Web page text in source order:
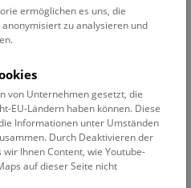
Welten von Trias, Jura
Man kann im wahrsten
sowie täglich außer Dienstag
und 16:30 Uhr
keine Show-Karte.
ermöglichen es uns, die
zu analysieren und
von Unternehmen gesetzt, die
EU-Ländern haben können. Diese
Informationen unter Umständen
Durch Deaktivieren der
Ihnen Content, wie Youtube-
auf dieser Seite nicht